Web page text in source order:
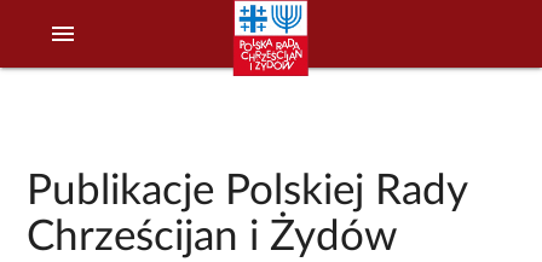
menu
Publikacje Polskiej Rady
Chrześcijan i Żydów